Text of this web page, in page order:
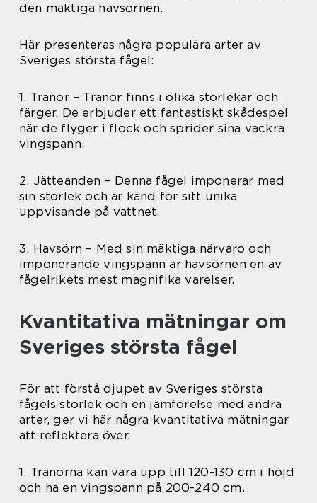
den mäktiga havsörnen.
Här presenteras några populära arter av
Sveriges största fågel:
1. Tranor – Tranor finns i olika storlekar och
färger. De erbjuder ett fantastiskt skådespel
när de flyger i flock och sprider sina vackra
vingspann.
2. Jätteanden – Denna fågel imponerar med
sin storlek och är känd för sitt unika
uppvisande på vattnet.
3. Havsörn – Med sin mäktiga närvaro och
imponerande vingspann är havsörnen en av
fågelrikets mest magnifika varelser.
Kvantitativa mätningar om
Sveriges största fågel
För att förstå djupet av Sveriges största
fågels storlek och en jämförelse med andra
arter, ger vi här några kvantitativa mätningar
att reflektera över.
1. Tranorna kan vara upp till 120-130 cm i höjd
och ha en vingspann på 200-240 cm.